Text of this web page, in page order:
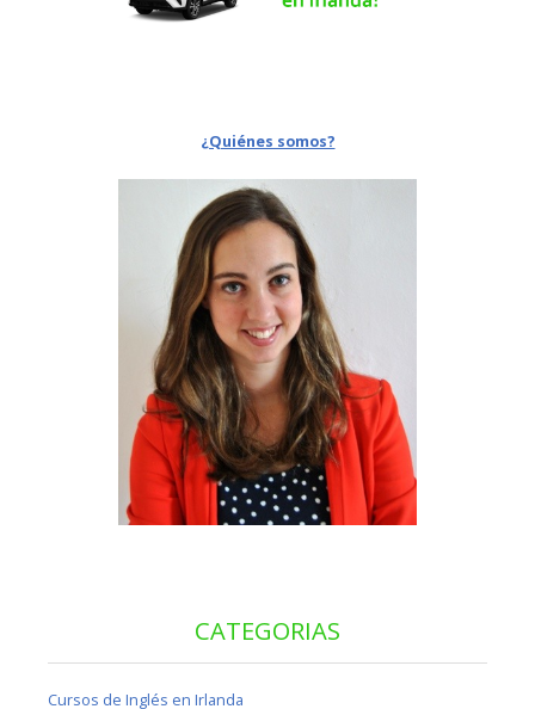
¿Quiénes somos?
CATEGORIAS
Cursos de Inglés en Irlanda